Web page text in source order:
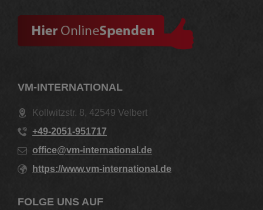
VM-INTERNATIONAL
Kollwitzstr. 8, 42549 Velbert
+49-2051-951717
office@vm-international.de
https://www.vm-international.de
FOLGE UNS AUF